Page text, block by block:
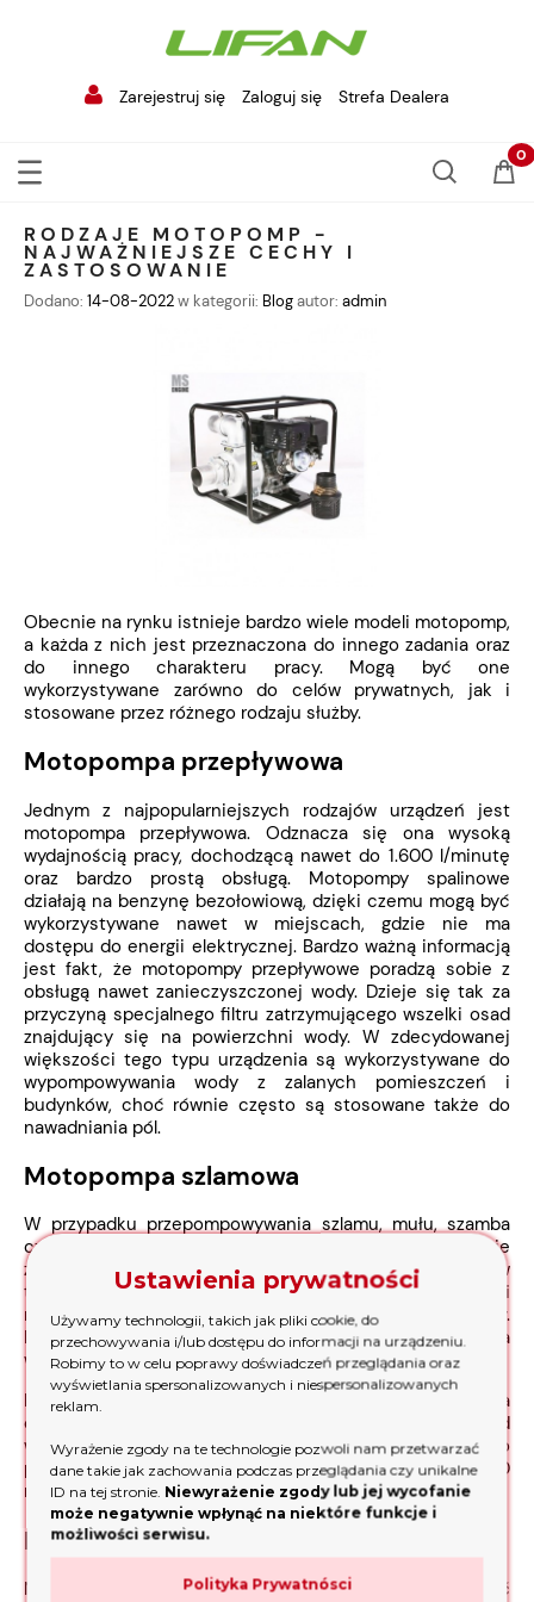
Zarejestruj się Zaloguj się Strefa Dealera
RODZAJE MOTOPOMP -
NAJWAŻNIEJSZE CECHY I
ZASTOSOWANIE
Dodano: 14-08-2022w kategorii: Blogautor: admin
Obecnie na rynku istnieje bardzo wiele modeli motopomp,
a każda z nich jest przeznaczona do innego zadania oraz
do innego charakteru pracy. Mogą być one
wykorzystywane zarówno do celów prywatnych, jak i
stosowane przez różnego rodzaju służby.
Motopompa przepływowa
Jednym z najpopularniejszych rodzajów urządzeń jest
motopompa przepływowa. Odznacza się ona wysoką
wydajnością pracy, dochodzącą nawet do 1.600 l/minutę
oraz bardzo prostą obsługą. Motopompy spalinowe
działają na benzynę bezołowiową, dzięki czemu mogą być
wykorzystywane nawet w miejscach, gdzie nie ma
dostępu do energii elektrycznej. Bardzo ważną informacją
jest fakt, że motopompy przepływowe poradzą sobie z
obsługą nawet zanieczyszczonej wody. Dzieje się tak za
przyczyną specjalnego filtru zatrzymującego wszelki osad
znajdujący się na powierzchni wody. W zdecydowanej
większości tego typu urządzenia są wykorzystywane do
wypompowywania wody z zalanych pomieszczeń i
budynków, choć równie często są stosowane także do
nawadniania pól.
Motopompa szlamowa
W przypadku przepompowywania szlamu, mułu, szamba
czy też mocno zapiaszczonej wody swoje zastosowanie
znajdzie motopompa szlamowa. Została skonstruowana w
taki sposób, aby poradzić sobie z gęstszymi zawiesinami
niż jest to w przypadku tradycyjnej i oczyszczonej wody.
Bardzo dużą zaletą motopomp szlamowych jest wysoka
wydajność dochodząca nawet do 750 l/minutę.
Bardzo popularnym urządzeniem jest również motopompa
ciśnieniowa. Mimo, iż odznacza się najmniejszą spośród
wcześniej podanych wydajności, bo ok. 600 l/minutę, to
posiada zdolność podnoszenia na wysokość aż 60
metrów.
Na co zwrócić uwagę przed zakupem?
Najważniejszą cechą motopompy, na jaką należy spojrzeć
Ustawienia prywatności
Używamy technologii, takich jak pliki cookie, do
przechowywania i/lub dostępu do informacji na urządzeniu.
Robimy to w celu poprawy doświadczeń przeglądania oraz
wyświetlania spersonalizowanych i niespersonalizowanych
reklam.
Wyrażenie zgody na te technologie pozwoli nam przetwarzać
dane takie jak zachowania podczas przeglądania czy unikalne
ID na tej stronie. Niewyrażenie zgody lub jej wycofanie
może negatywnie wpłynąć na niektóre funkcje i
możliwości serwisu.
Polityka Prywatnósci